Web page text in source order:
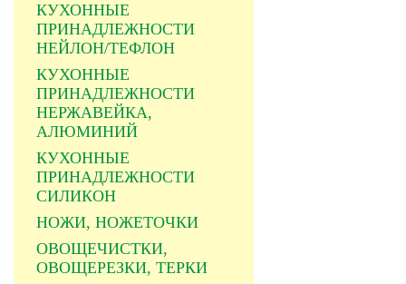
КУХОННЫЕ
ПРИНАДЛЕЖНОСТИ
НЕЙЛОН/ТЕФЛОН
КУХОННЫЕ
ПРИНАДЛЕЖНОСТИ
НЕРЖАВЕЙКА,
АЛЮМИНИЙ
КУХОННЫЕ
ПРИНАДЛЕЖНОСТИ
СИЛИКОН
НОЖИ, НОЖЕТОЧКИ
ОВОЩЕЧИСТКИ,
ОВОЩЕРЕЗКИ, ТЕРКИ